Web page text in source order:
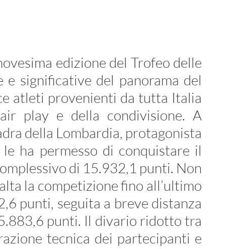
edizione del Trofeo delle
significative del panorama del
atleti provenienti da tutta Italia
play e della condivisione. A
della Lombardia, protagonista
ha permesso di conquistare il
di 15.932,1 punti. Non
la competizione fino all’ultimo
punti, seguita a breve distanza
punti. Il divario ridotto tra
tecnica dei partecipanti e